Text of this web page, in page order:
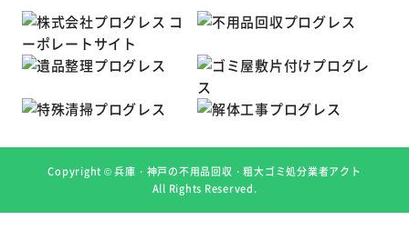
Copyright ©兵庫・神戸の不用品回収・粗大ゴミ処分業者アクト
All Rights Reserved.